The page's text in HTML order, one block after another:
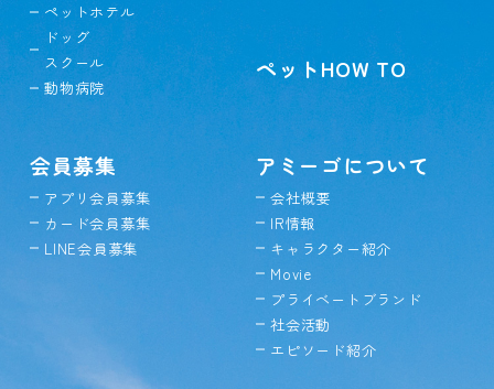
ペットホテル
ドッグ
スクール
動物病院
ペットHOW TO
会員募集
アプリ会員募集
カード会員募集
LINE会員募集
アミーゴについて
会社概要
IR情報
キャラクター紹介
Movie
プライベートブランド
社会活動
エピソード紹介